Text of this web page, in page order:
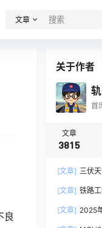
文章
良
关于作者
首
文章
3815
[文章] 三伏
[文章] 铁路
[文章] 2025